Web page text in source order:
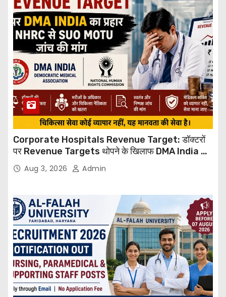
Corporate Hospitals Revenue Target: डॉक्टरों
पर Revenue Targets थोपने के खिलाफ DMA India का
बड़ा कदम, NHRC से Suo Motu जांच की मांग
Aug 3, 2026 Admin